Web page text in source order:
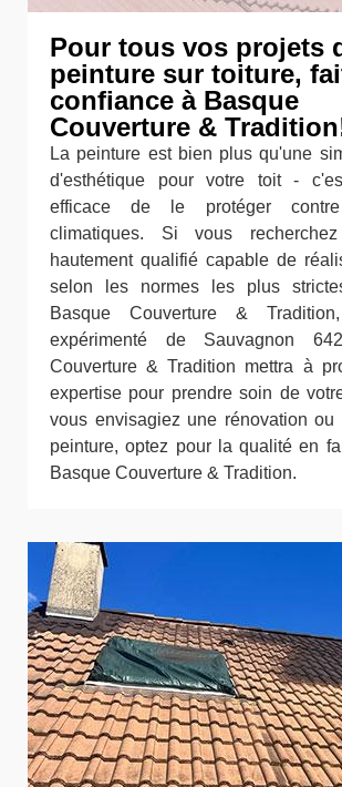
Pour tous vos projets
peinture sur toiture,
confiance à Basque
Couverture &
La peinture est bien plus qu'une
d'esthétique pour votre toit -
efficace de le protéger
climatiques. Si vous
hautement qualifié capable de
selon les normes les plus
Basque Couverture &
expérimenté de Sauvagnon
Couverture & Tradition mettra à
expertise pour prendre soin de
vous envisagiez une rénovation ou
peinture, optez pour la qualité en
Basque Couverture & Tradition.